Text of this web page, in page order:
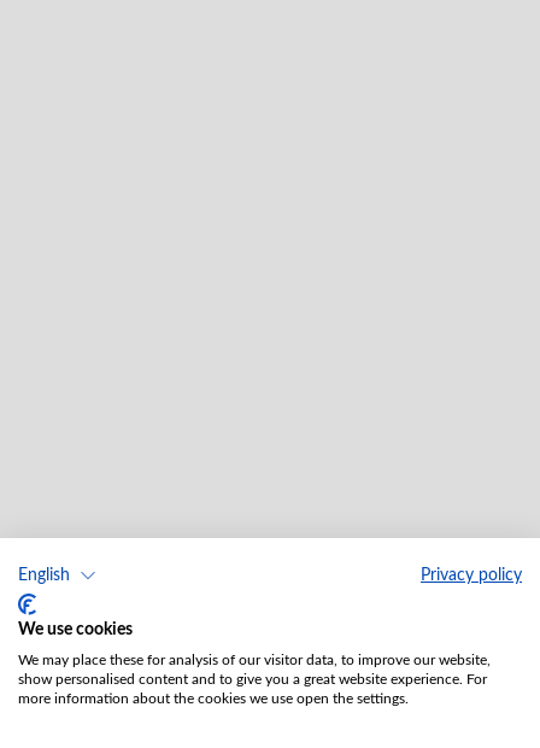
English Privacy policy
We use cookies
We may place these for analysis of our visitor data, to improve our website,
show personalised content and to give you a great website experience. For
more information about the cookies we use open the settings.